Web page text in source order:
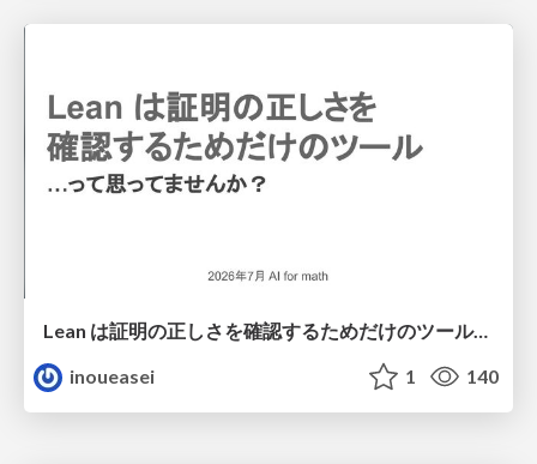
Lean は証明の正しさを確認するためだけのツールって思ってませんか？
inoueasei
1 140